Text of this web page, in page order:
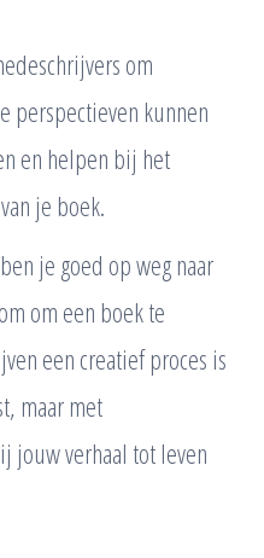
om
perspectieven kunnen
en helpen bij het
je boek.
je goed op weg naar
om een boek te
een creatief proces is
maar met
jouw verhaal tot leven